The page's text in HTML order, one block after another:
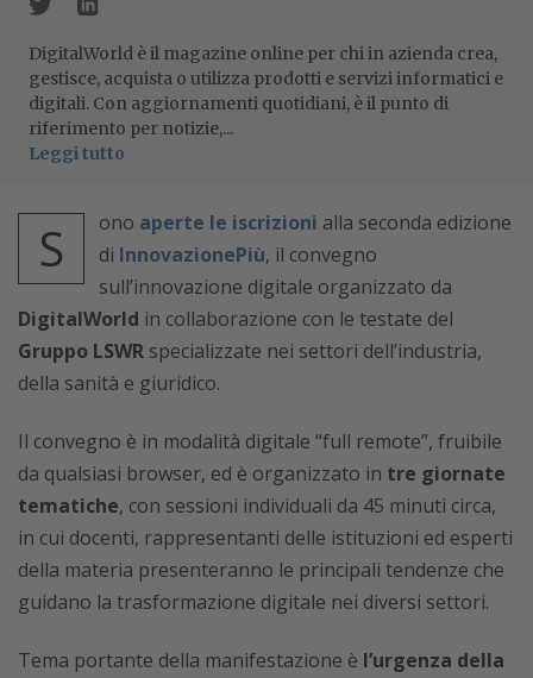
DigitalWorld è il magazine online per chi in azienda crea,
gestisce, acquista o utilizza prodotti e servizi informatici e
digitali. Con aggiornamenti quotidiani, è il punto di
riferimento per notizie,...
Leggi tutto
S ono aperte le iscrizioni alla seconda edizione
di InnovazionePiù, il convegno
sull’innovazione digitale organizzato da
DigitalWorld in collaborazione con le testate del
Gruppo LSWR specializzate nei settori dell’industria,
della sanità e giuridico.
Il convegno è in modalità digitale “full remote”, fruibile
da qualsiasi browser, ed è organizzato in tre giornate
tematiche, con sessioni individuali da 45 minuti circa,
in cui docenti, rappresentanti delle istituzioni ed esperti
della materia presenteranno le principali tendenze che
guidano la trasformazione digitale nei diversi settori.
Tema portante della manifestazione è l’urgenza della